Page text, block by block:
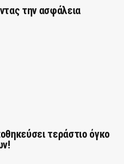
την ασφάλεια
τεράστιο όγκο